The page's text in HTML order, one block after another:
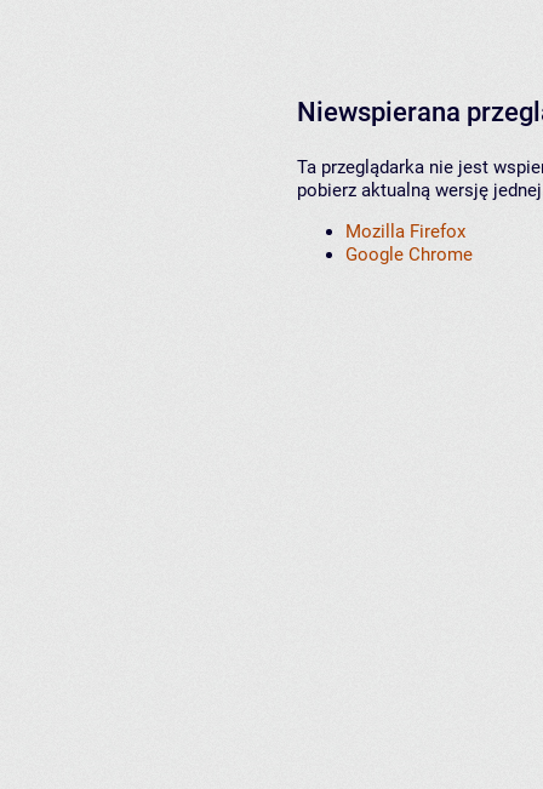
Niewspierana
Ta przeglądarka nie jest
pobierz aktualną wersję
Mozilla Firefox
Google Chrome